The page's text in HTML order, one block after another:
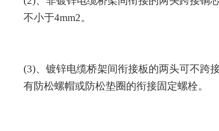
不小于4mm2。
(3)、镀锌电缆桥架间衔接板的两头可不跨
有防松螺帽或防松垫圈的衔接固定螺栓。